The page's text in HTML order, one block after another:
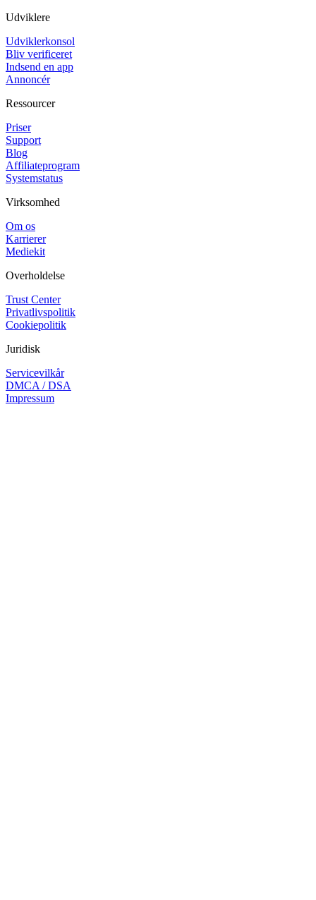
Udviklere
Udviklerkonsol
Bliv verificeret
Indsend en app
Annoncér
Ressourcer
Priser
Support
Blog
Affiliateprogram
Systemstatus
Virksomhed
Om os
Karrierer
Mediekit
Overholdelse
Trust Center
Privatlivspolitik
Cookiepolitik
Juridisk
Servicevilkår
DMCA / DSA
Impressum